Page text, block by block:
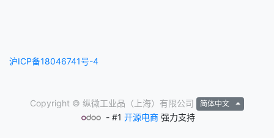
沪ICP备18046741号-4
Copyright © 纵微工业品（上海）有限公司 简体中文
- #1开源电商 强力支持